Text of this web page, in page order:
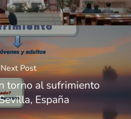
Next Post
torno al sufrimiento
España